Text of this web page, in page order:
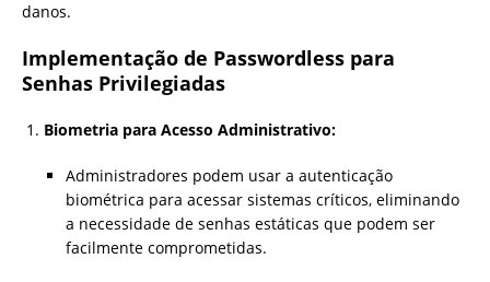
danos.
Implementação de Passwordless para
Senhas Privilegiadas
Biometria para Acesso Administrativo:
Administradores podem usar a autenticação
biométrica para acessar sistemas críticos, eliminando
a necessidade de senhas estáticas que podem ser
facilmente comprometidas.